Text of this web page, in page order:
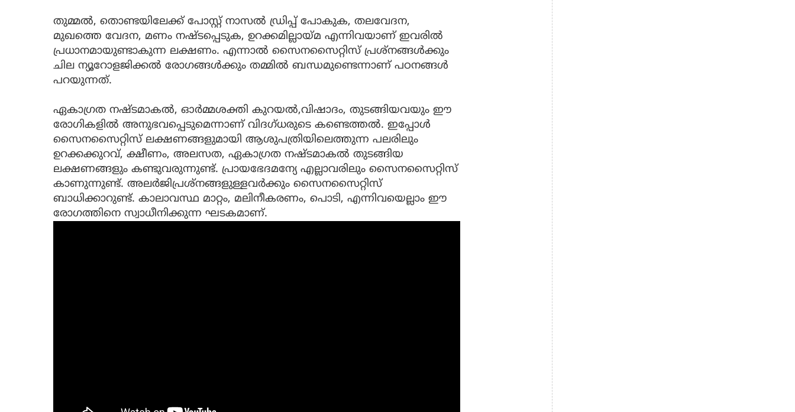
തുമ്മല്‍, തൊണ്ടയിലേക്ക് പോസ്റ്റ് നാസല്‍ ഡ്രിപ്പ് പോകുക, തലവേദന,
മുഖത്തെ വേദന, മണം നഷ്ടപ്പെടുക, ഉറക്കമില്ലായ്മ എന്നിവയാണ് ഇവരില്‍
പ്രധാനമായുണ്ടാകുന്ന ലക്ഷണം. എന്നാല്‍ സൈനസൈറ്റിസ് പ്രശ്നങ്ങള്‍ക്കും
ചില ന്യൂറോളജിക്കല്‍ രോഗങ്ങള്‍ക്കും തമ്മില്‍ ബന്ധമുണ്ടെന്നാണ് പഠനങ്ങള്‍
പറയുന്നത്.
ഏകാഗ്രത നഷ്ടമാകല്‍, ഓര്‍മ്മശക്തി കുറയല്‍,വിഷാദം, തുടങ്ങിയവയും ഈ
രോഗികളില്‍ അനുഭവപ്പെടുമെന്നാണ് വിദഗ്ധരുടെ കണ്ടെത്തല്‍. ഇപ്പോള്‍
സൈനസൈറ്റിസ് ലക്ഷണങ്ങളുമായി ആശുപത്രിയിലെത്തുന്ന പലരിലും
ഉറക്കക്കുറവ്, ക്ഷീണം, അലസത, ഏകാഗ്രത നഷ്ടമാകല്‍ തുടങ്ങിയ
ലക്ഷണങ്ങളും കണ്ടുവരുന്നുണ്ട്. പ്രായഭേദമന്യേ എല്ലാവരിലും സൈനസൈറ്റിസ്
കാണുന്നുണ്ട്. അലര്‍ജിപ്രശ്നങ്ങളുള്ളവര്‍ക്കും സൈനസൈറ്റിസ്
ബാധിക്കാറുണ്ട്. കാലാവസ്ഥ മാറ്റം, മലിനീകരണം, പൊടി, എന്നിവയെല്ലാം ഈ
രോഗത്തിനെ സ്വാധീനിക്കുന്ന ഘടകമാണ്.